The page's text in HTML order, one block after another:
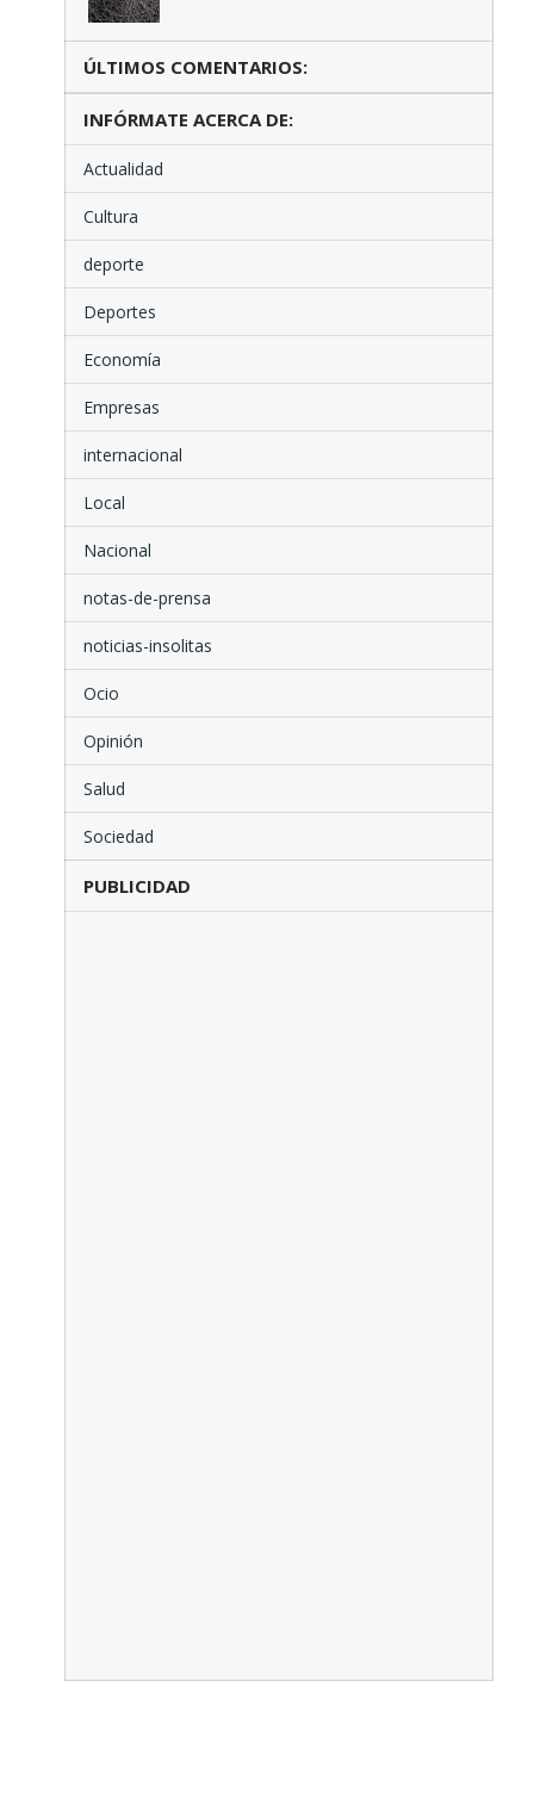
ÚLTIMOS COMENTARIOS:
INFÓRMATE ACERCA DE:
Actualidad
Cultura
deporte
Deportes
Economía
Empresas
internacional
Local
Nacional
notas-de-prensa
noticias-insolitas
Ocio
Opinión
Salud
Sociedad
PUBLICIDAD